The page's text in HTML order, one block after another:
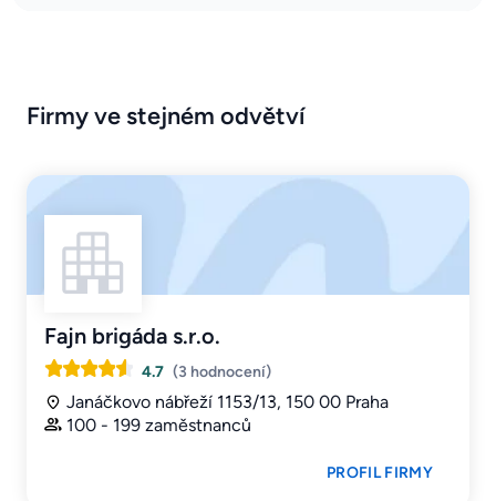
Firmy ve stejném odvětví
Fajn brigáda s.r.o.
4.7 (3 hodnocení)
Janáčkovo nábřeží 1153/13, 150 00 Praha
100 - 199 zaměstnanců
PROFIL FIRMY